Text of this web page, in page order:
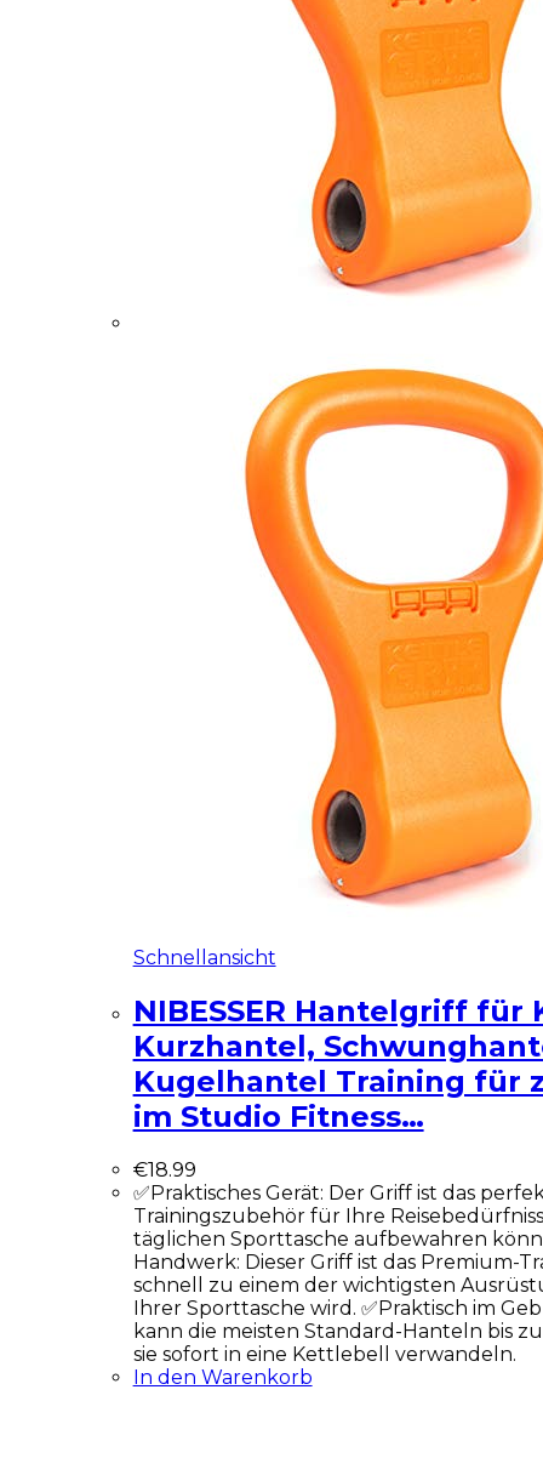
Schnellansicht
NIBESSER Hantelgriff für
Kurzhantel,
Kugelhantel Training für
im Studio Fitness…
€18.99
✅Praktisches Gerät: Der Griff ist das
Trainingszubehör für Ihre
täglichen Sporttasche aufbewahren
Handwerk: Dieser Griff ist das Premium-
schnell zu einem der wichtigsten
Ihrer Sporttasche wird. ✅Praktisch im
kann die meisten Standard-Hanteln bis
sie sofort in eine Kettlebell verwandeln.
In den Warenkorb